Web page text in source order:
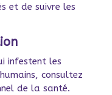
et de suivre les
infestent les
consultez
de la santé.